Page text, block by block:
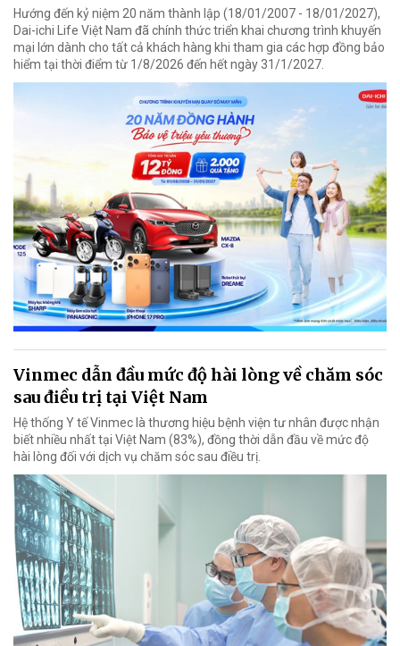
Hướng đến kỷ niệm 20 năm thành lập (18/01/2007 - 18/01/2027),
Dai-ichi Life Việt Nam đã chính thức triển khai chương trình khuyến
mại lớn dành cho tất cả khách hàng khi tham gia các hợp đồng bảo
hiểm tại thời điểm từ 1/8/2026 đến hết ngày 31/1/2027.
Vinmec dẫn đầu mức độ hài lòng về chăm sóc
sau điều trị tại Việt Nam
Hệ thống Y tế Vinmec là thương hiệu bệnh viện tư nhân được nhận
biết nhiều nhất tại Việt Nam (83%), đồng thời dẫn đầu về mức độ
hài lòng đối với dịch vụ chăm sóc sau điều trị.